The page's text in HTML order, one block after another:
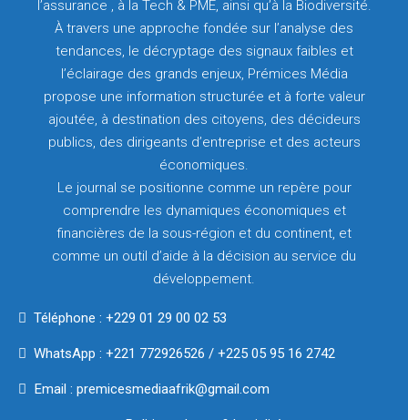
l’assurance , à la Tech & PME, ainsi qu’à la Biodiversité.
À travers une approche fondée sur l’analyse des
tendances, le décryptage des signaux faibles et
l’éclairage des grands enjeux, Prémices Média
propose une information structurée et à forte valeur
ajoutée, à destination des citoyens, des décideurs
publics, des dirigeants d’entreprise et des acteurs
économiques.
Le journal se positionne comme un repère pour
comprendre les dynamiques économiques et
financières de la sous-région et du continent, et
comme un outil d’aide à la décision au service du
développement.
Téléphone : +229 01 29 00 02 53
WhatsApp : +221 772926526 / +225 05 95 16 2742
Email : premicesmediaafrik@gmail.com